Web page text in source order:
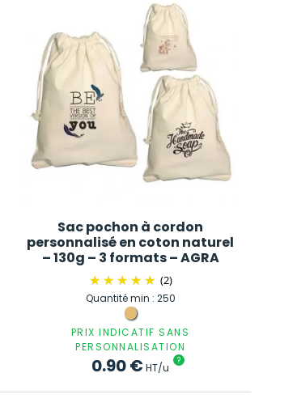
Sac pochon à cordon
personnalisé en coton naturel
– 130g – 3 formats – AGRA
(2)
Quantité min : 250
PRIX INDICATIF SANS
PERSONNALISATION
0.90€HT/u
?